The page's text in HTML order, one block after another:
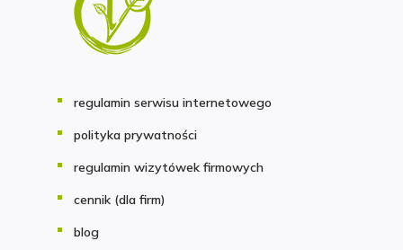
regulamin serwisu internetowego
polityka prywatności
regulamin wizytówek firmowych
cennik (dla firm)
blog